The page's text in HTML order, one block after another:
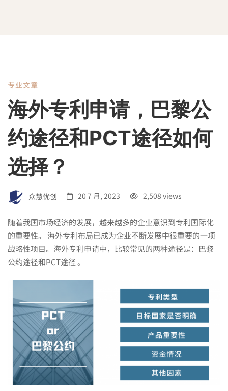
海
外
专
利
申
请，
巴
黎
公
专业文章
海外专利申请，巴黎公
约途径和PCT途径如何
选择？
众慧优创 20 7 月, 2023 2,508 views
随着我国市场经济的发展，越来越多的企业意识到专利国际化
的重要性。 海外专利布局已成为企业不断发展中很重要的一项
战略性项目。海外专利申请中，比较常见的两种途径是：巴黎
公约途径和PCT途径 。